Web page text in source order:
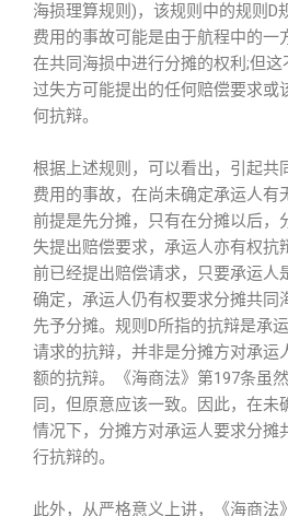
海损理算规则)，该规则中的规则D
费用的事故可能是由于航程中的一
在共同海损中进行分摊的权利;但
过失方可能提出的任何赔偿要求或
何抗辩。
根据上述规则，可以看出，引起共
费用的事故，在尚未确定承运人有
前提是先分摊，只有在分摊以后，
失提出赔偿要求，承运人亦有权抗
前已经提出赔偿请求，只要承运人
确定，承运人仍有权要求分摊共同
先予分摊。规则D所指的抗辩是承
请求的抗辩，并非是分摊方对承运
额的抗辩。《海商法》第197条虽
同，但原意应该一致。因此，在未
情况下，分摊方对承运人要求分摊
行抗辩的。
此外，从严格意义上讲，《海商法